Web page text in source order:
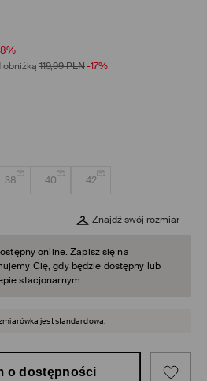
obniżką 119,99PLN-17%
38 40 42
Znajdź swój rozmiar
online. Zapisz się na
Cię, gdy będzie dostępny lub
stacjonarnym.
jest standardowa.
o dostępności